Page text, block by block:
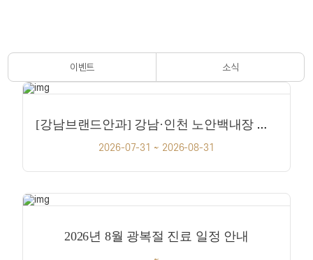
이벤트 소식
[강남브랜드안과] 강남·인천 노안백내장 인공수정체 렌즈 안내 8월
2026-07-31 ~ 2026-08-31
2026년 8월 광복절 진료 일정 안내